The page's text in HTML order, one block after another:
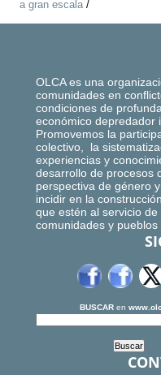
a gran escala/
OLCA es una
comunidades en
condiciones de
económico depredador
Promovemos la
colectivo, la
experiencias y
desarrollo de procesos
perspectiva de género
incidir en la
que estén al servicio
comunidades y
BUSCAR en